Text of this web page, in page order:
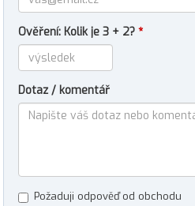
Ověření: Kolik je 3 + 2? *
Dotaz / komentář
Požaduji odpověď od obchodu